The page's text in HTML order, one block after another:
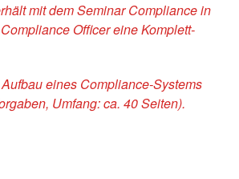
mit dem Seminar Compliance in
Officer eine Komplett-
eines Compliance-Systems
Umfang: ca. 40 Seiten).